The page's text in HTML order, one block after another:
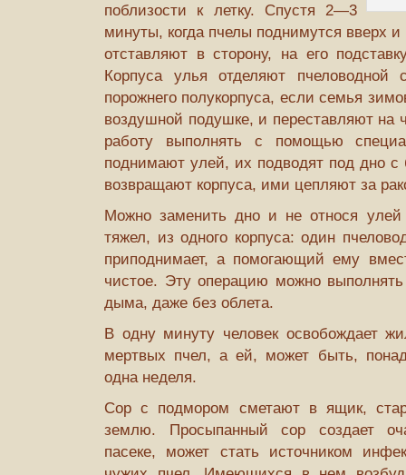
поблизости к летку. Спустя 2—3
минуты, когда пчелы поднимутся вверх
отставляют в сторону, на его
Корпуса улья отделяют
порожнего полукорпуса, если семья
воздушной подушке, и перестав­ляют на
работу выполнять с по­мощью
поднимают улей, их подводят под дно с
возвращают кор­пуса, ими цепляют за
Можно заменить дно и не относя
тяжел, из одного корпуса: один
приподнимает, а помогающий ему
чистое. Эту операцию можно
дыма, даже без облета.
В одну минуту человек освобождает
мертвых пчел, а ей, может быть,
одна неделя.
Сор с подмором сметают в ящик,
землю. Просыпанный сор создает
пасеке, может стать источником